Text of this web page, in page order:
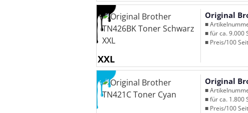
XXL
Original
■
■ für ca. 9.000
■ Preis/100
Original
■
■ für ca. 1.800
■ Preis/100